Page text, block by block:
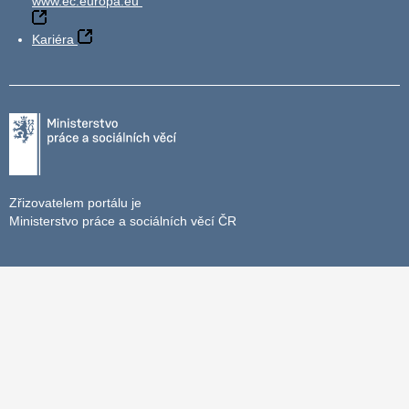
Kariéra
Zřizovatelem portálu je
Ministerstvo práce a sociálních věcí ČR